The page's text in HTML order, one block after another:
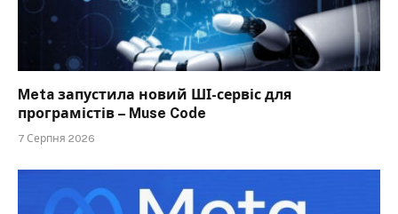
Meta запустила новий ШІ-сервіс для
програмістів – Muse Code
7 Серпня 2026